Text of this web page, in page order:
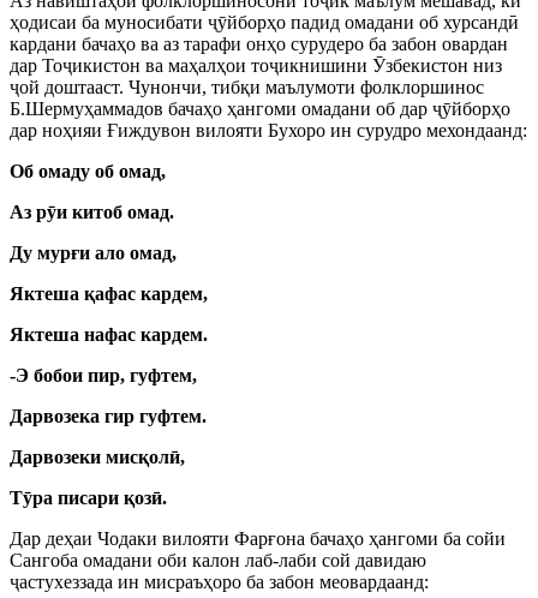
ҳодисаи ба муносибати ҷӯйборҳо падид омадани об хурсандӣ
кардани бачаҳо ва аз тарафи онҳо сурудеро ба забон овардан
дар Тоҷикистон ва маҳалҳои тоҷикнишини Ӯзбекистон низ
ҷой доштааст. Чунончи, тибқи маълумоти фолклоршинос
Б.Шермуҳаммадов бачаҳо ҳангоми омадани об дар ҷӯйборҳо
дар ноҳияи Ғиждувон вилояти Бухоро ин сурудро мехондаанд:
Об омаду об омад,
Аз рӯи китоб омад.
Ду мурғи ало омад,
Яктеша қафас кардем,
Яктеша нафас кардем.
-Э бобои пир, гуфтем,
Дарвозека гир гуфтем.
Дарвозеки мисқолӣ,
Тӯра писари қозӣ.
Дар деҳаи Чодаки вилояти Фарғона бачаҳо ҳангоми ба сойи
Сангоба омадани оби калон лаб-лаби сой давидаю
ҷастухеззада ин мисраъҳоро ба забон меовардаанд: